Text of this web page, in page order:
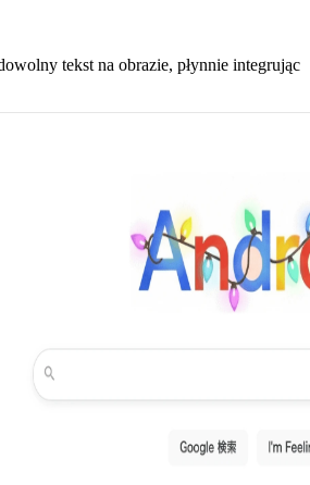
tekst na obrazie, płynnie integrując